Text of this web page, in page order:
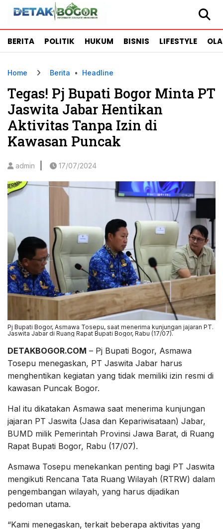
BERITA POLITIK HUKUM BISNIS LIFESTYLE
Home Berita • Headline
Tegas! Pj Bupati Bogor Minta PT
Jaswita Jabar Hentikan
Aktivitas Tanpa Izin di
Kawasan Puncak
admin 17/07/2024
Pj Bupati Bogor, Asmawa Tosepu, saat menerima kunjungan jajaran PT.
Jaswita Jabar di Ruang Rapat Bupati Bogor, Rabu (17/07).
DETAKBOGOR.COM – Pj Bupati Bogor, Asmawa
Tosepu menegaskan, PT Jaswita Jabar harus
menghentikan kegiatan yang tidak memiliki izin resmi di
kawasan Puncak Bogor.
Hal itu dikatakan Asmawa saat menerima kunjungan
jajaran PT Jaswita (Jasa dan Kepariwisataan) Jabar,
BUMD milik Pemerintah Provinsi Jawa Barat, di Ruang
Rapat Bupati Bogor, Rabu (17/07).
Asmawa Tosepu menekankan penting bagi PT Jaswita
mengikuti Rencana Tata Ruang Wilayah (RTRW) dalam
pengembangan wilayah, yang harus dijadikan
pedoman utama.
“Kami menegaskan, terkait beberapa aktivitas yang